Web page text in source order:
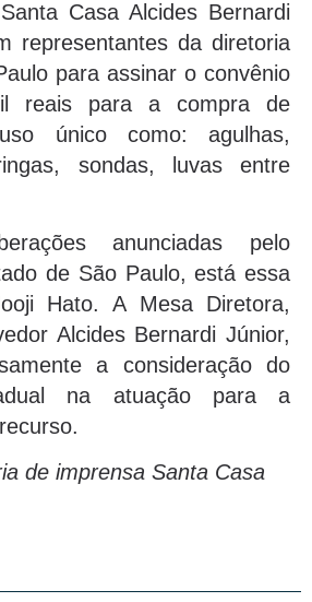
Casa Alcides Bernardi
representantes da diretoria
para assinar o convênio
reais para a compra de
único como: agulhas,
sondas, luvas entre
anunciadas pelo
de São Paulo, está essa
Hato. A Mesa Diretora,
Alcides Bernardi Júnior,
a consideração do
na atuação para a
de imprensa Santa Casa